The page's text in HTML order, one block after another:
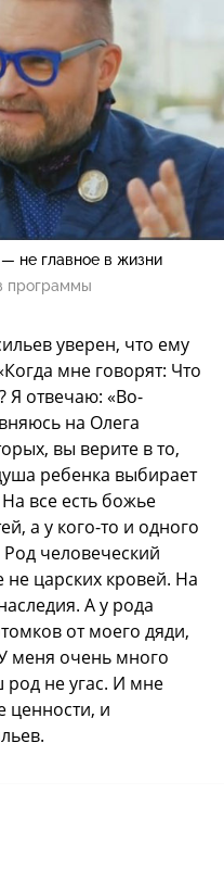
— не главное в жизни
программы
уверен, что ему
мне говорят: Что
Я отвечаю: «Во-
на Олега
вы верите в то,
ребенка выбирает
все есть божье
а у кого-то и одного
человеческий
царских кровей. На
А у рода
от моего дяди,
меня очень много
не угас. И мне
ценности, и